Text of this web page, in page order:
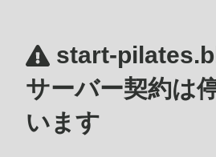
start-
サーバー契約は
います